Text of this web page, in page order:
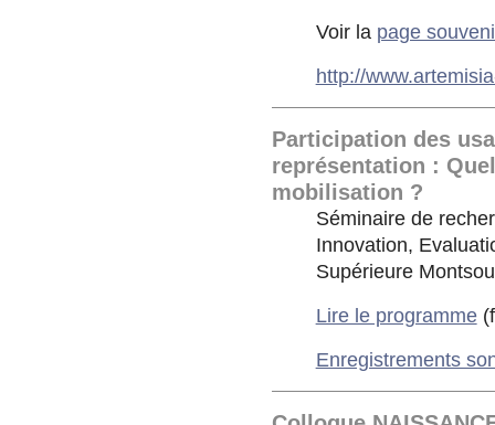
Voir la page
http://
Participation des
représentation :
mobilisation ?
Séminaire de
Innovation,
Supérieure
Lire le programme
Enregistrements